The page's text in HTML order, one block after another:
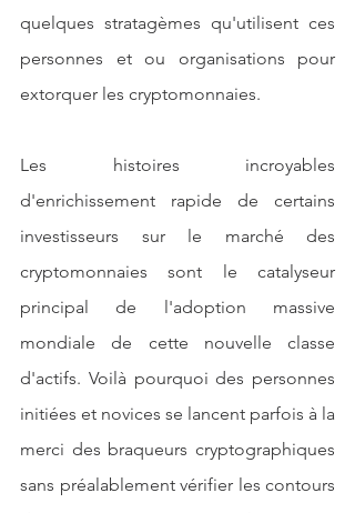
quelques stratagèmes qu'utilisent ces
personnes et ou organisations pour
extorquer les cryptomonnaies.
Les histoires incroyables
d'enrichissement rapide de certains
investisseurs sur le marché des
cryptomonnaies sont le catalyseur
principal de l'adoption massive
mondiale de cette nouvelle classe
d'actifs. Voilà pourquoi des personnes
initiées et novices se lancent parfois à la
merci des braqueurs cryptographiques
sans préalablement vérifier les contours